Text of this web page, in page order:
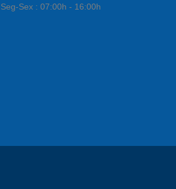
Seg-Sex : 07:00h - 16:00h